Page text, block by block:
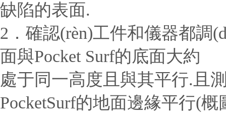
缺陷的表面.
2．確認(rèn)工件和儀器都調
面與Pocket Surf的底面大約
處于同一高度且與其平行.且
PocketSurf的地面邊緣平行(